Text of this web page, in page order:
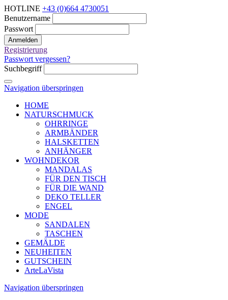
HOTLINE +43 (0)664 4730051
Benutzername
Passwort
Anmelden
Registrierung
Passwort vergessen?
Suchbegriff
Navigation überspringen
HOME
NATURSCHMUCK
OHRRINGE
ARMBÄNDER
HALSKETTEN
ANHÄNGER
WOHNDEKOR
MANDALAS
FÜR DEN TISCH
FÜR DIE WAND
DEKO TELLER
ENGEL
MODE
SANDALEN
TASCHEN
GEMÄLDE
NEUHEITEN
GUTSCHEIN
ArteLaVista
Navigation überspringen